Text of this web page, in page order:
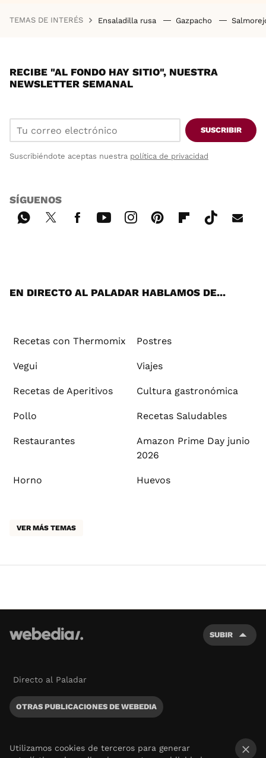
TEMAS DE INTERÉS Ensaladilla rusa Gazpacho
RECIBE "AL FONDO HAY SITIO", NUESTRA
NEWSLETTER SEMANAL
SUSCRIBIR
Suscribiéndote aceptas nuestra política de privacidad
SÍGUENOS
EN DIRECTO AL PALADAR HABLAMOS DE...
Recetas con Thermomix Postres
Vegui Viajes
Recetas de Aperitivos Cultura gastronómica
Pollo Recetas Saludables
Restaurantes
Amazon Prime Day junio
2026
Horno Huevos
VER MÁS TEMAS
SUBIR
Directo al Paladar
OTRAS PUBLICACIONES DE WEBEDIA
Utilizamos cookies de terceros para generar